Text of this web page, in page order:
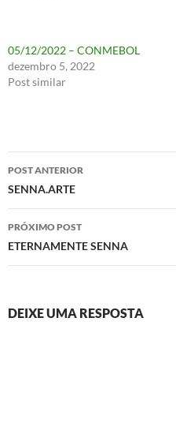
05/12/2022 – CONMEBOL
dezembro 5, 2022
Post similar
Navegação
de
posts
POST ANTERIOR
SENNA.ARTE
PRÓXIMO POST
ETERNAMENTE SENNA
DEIXE UMA RESPOSTA